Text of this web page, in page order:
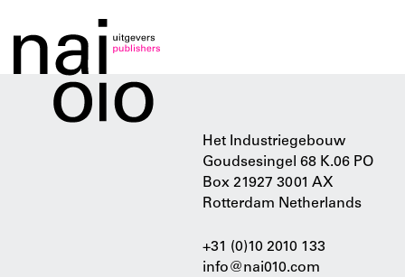
Het Industriegebouw
Goudsesingel 68 K.06 PO
Box 21927 3001 AX
Rotterdam Netherlands
+31 (0)10 2010 133
info@nai010.com